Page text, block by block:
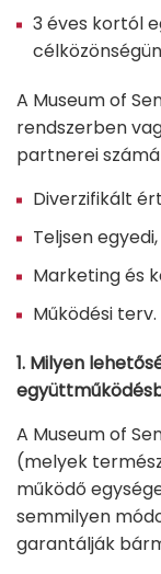
3 éves kortól
A Museum of
rendszerben
partnerei
Diverzifikált
Teljsen
Marketing és
Működési terv.
1. Milyen
A Museum of
(melyek
működő
semmilyen
garantálják